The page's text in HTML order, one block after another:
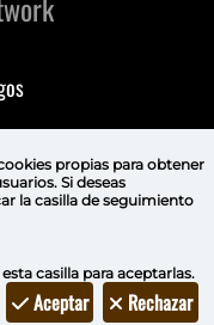
propiaspara obtener
Si deseas
la casilla de seguimiento
casilla para aceptarlas.
Rechazar
Aceptar